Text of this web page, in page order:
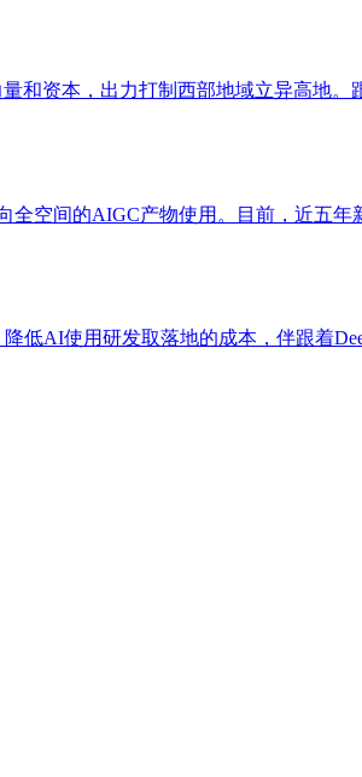
和资本，出力打制西部地域立异高地。
空间的AIGC产物使用。目前，近五年
AI使用研发取落地的成本，伴跟着